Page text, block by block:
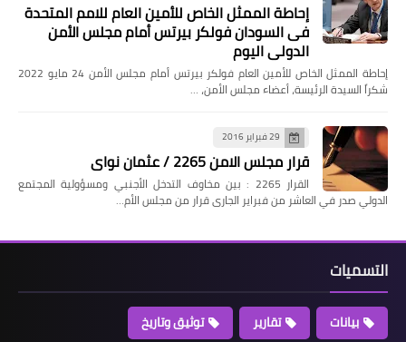
إحاطة الممثل الخاص للأمين العام للامم المتحدة
فى السودان فولكر بيرتس أمام مجلس الأمن
الدولي اليوم
إحاطة الممثل الخاص للأمين العام فولكر بيرتس أمام مجلس الأمن 24 مايو 2022
شكراً السيدة الرئيسة، أعضاء مجلس الأمن، …
29 فبراير 2016
قرار مجلس الامن 2265 / عثمان نواى
القرار 2265 : بين مخاوف التدخل الأجنبي ومسؤولية المجتمع
الدولي صدر في العاشر من فبراير الجارى قرار من مجلس الأم…
التسميات
بيانات تقارير
توثيق وتاريخ